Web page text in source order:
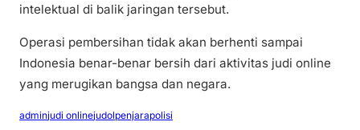
intelektual di balik jaringan tersebut.
Operasi pembersihan tidak akan berhenti sampai
Indonesia benar-benar bersih dari aktivitas judi online
yang merugikan bangsa dan negara.
adminjudi onlinejudolpenjarapolisi